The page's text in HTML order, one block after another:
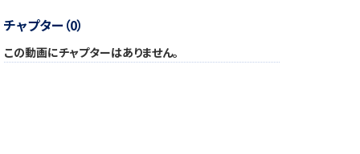
チャプター（0）
この動画にチャプターはありません。